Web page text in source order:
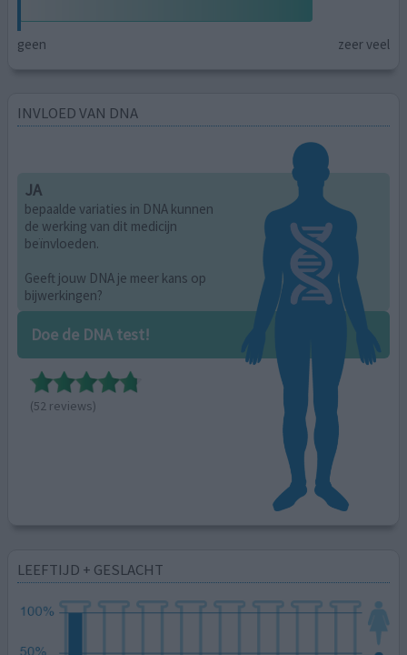
geen zeer veel
INVLOED VAN DNA
JA
bepaalde variaties in DNA kunnen
de werking van dit medicijn
beïnvloeden.
Geeft jouw DNA je meer kans op
bijwerkingen?
Doe de DNA test!
(52 reviews)
LEEFTIJD + GESLACHT